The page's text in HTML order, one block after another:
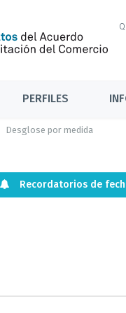
PERFILES
Desglose por medida
Recordatorios de